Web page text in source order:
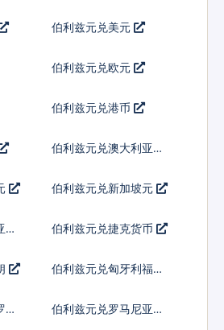
伯利兹元兑美元
伯利兹元兑欧元
伯利兹元兑港币
伯利兹元兑澳大利亚元
伯利兹元兑新加坡元
列
伯利兹元兑捷克货币
伯利兹元兑匈牙利福林
提
伯利兹元兑罗马尼亚新